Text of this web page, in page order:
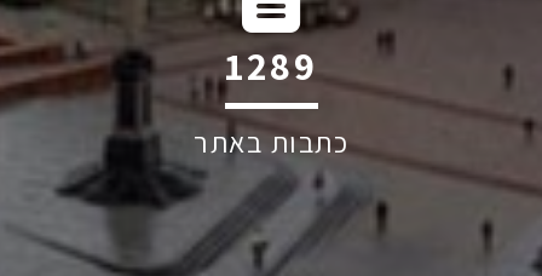
1939
כתבות באתר